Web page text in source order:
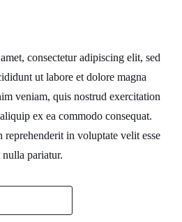
consectetur adipiscing elit, sed
ut labore et dolore magna
veniam, quis nostrud exercitation
ex ea commodo consequat.
in voluptate velit esse
pariatur.